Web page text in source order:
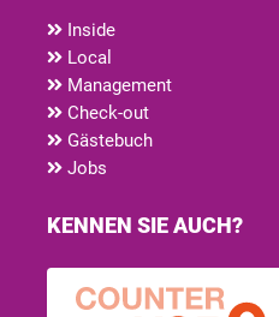
Inside
Local
Management
Check-out
Gästebuch
Jobs
KENNEN SIE AUCH?